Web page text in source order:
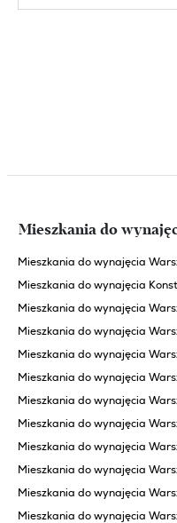
Mieszkania do
Mieszkania do wynajęcia
Mieszkania do wynajęcia
Mieszkania do wynajęcia
Mieszkania do wynajęcia
Mieszkania do wynajęcia
Mieszkania do wynajęcia
Mieszkania do wynajęcia
Mieszkania do wynajęcia
Mieszkania do wynajęcia
Mieszkania do wynajęcia
Mieszkania do wynajęcia
Mieszkania do wynajęcia